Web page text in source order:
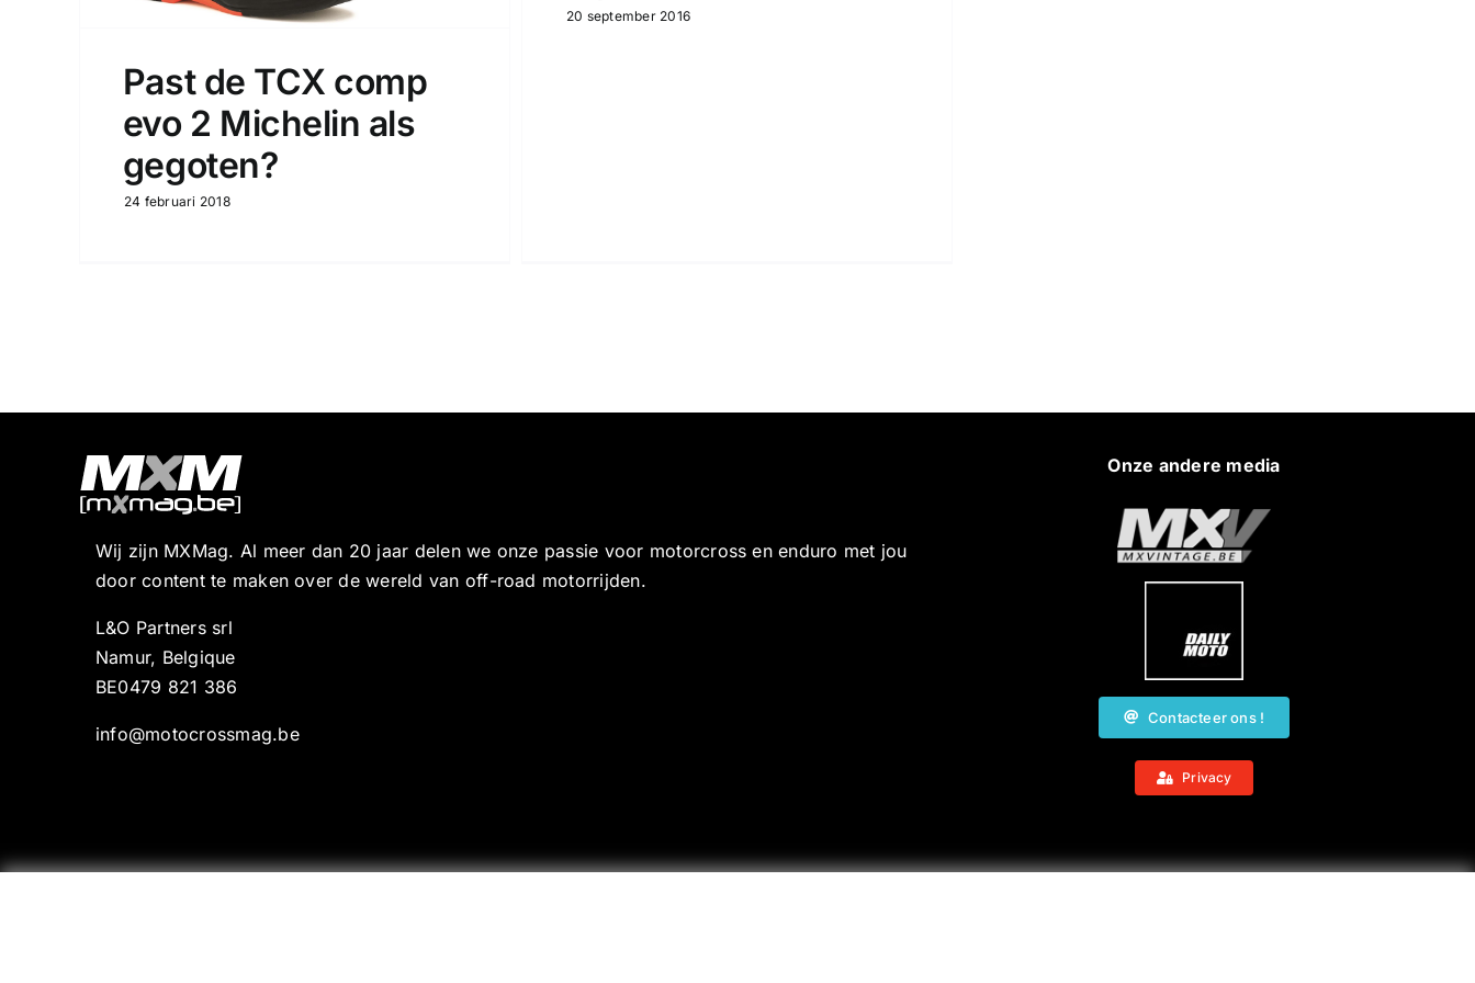
Past de TCX comp
evo 2 Michelin als
gegoten?
24 februari 2018
20 september 2016
Wij zijn MXMag. Al meer dan 20 jaar delen we onze passie voor motorcross en enduro met jou
door content te maken over de wereld van off-road motorrijden.
L&O Partners srl
Namur, Belgique
BE0479 821 386
info@motocrossmag.be
Onze andere media
Contacteer ons !
Privacy